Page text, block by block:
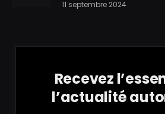
11 septembre 2024
Recevez
l’actualité